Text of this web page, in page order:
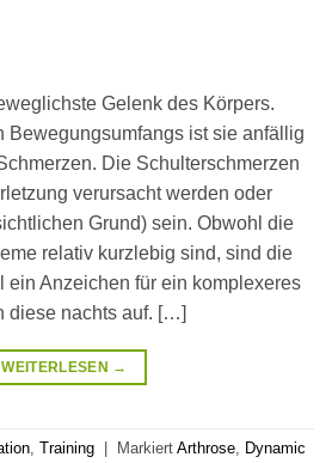
Gelenk des Körpers.
Bewegungsumfangs ist sie anfällig
Die Schulterschmerzen
verursacht werden oder
Grund) sein. Obwohl die
relativ kurzlebig sind, sind die
ein Anzeichen für ein komplexeres
diese nachts auf. […]
WEITERLESEN →
, Training Markiert Arthrose, Dynamic